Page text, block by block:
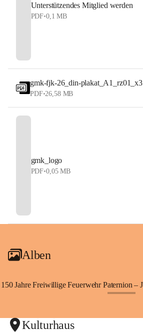
Unterstützendes Mitglied werden
PDF•0,1 MB
gmk-fjk-26_din-plakat_A1_rz01_x3
PDF•26,58 MB
gmk_logo
PDF•0,05 MB
Alben
Kulturhaus